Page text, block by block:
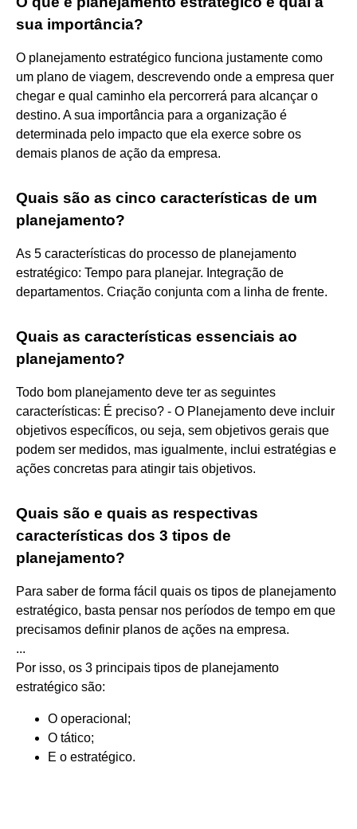
sua importância?
O planejamento estratégico funciona justamente como
um plano de viagem, descrevendo onde a empresa quer
chegar e qual caminho ela percorrerá para alcançar o
destino. A sua importância para a organização é
determinada pelo impacto que ela exerce sobre os
demais planos de ação da empresa.
Quais são as cinco características de um
planejamento?
As 5 características do processo de planejamento
estratégico: Tempo para planejar. Integração de
departamentos. Criação conjunta com a linha de frente.
Quais as características essenciais ao
planejamento?
Todo bom planejamento deve ter as seguintes
características: É preciso? - O Planejamento deve incluir
objetivos específicos, ou seja, sem objetivos gerais que
podem ser medidos, mas igualmente, inclui estratégias e
ações concretas para atingir tais objetivos.
Quais são e quais as respectivas
características dos 3 tipos de
planejamento?
Para saber de forma fácil quais os tipos de planejamento
estratégico, basta pensar nos períodos de tempo em que
precisamos definir planos de ações na empresa.
...
Por isso, os 3 principais tipos de planejamento
estratégico são:
O operacional;
O tático;
E o estratégico.